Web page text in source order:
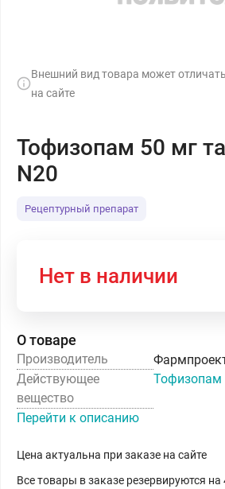
Внешний вид товара может
на сайте
Тофизопам 50 мг
N20
Рецептурный препарат
Нет в наличии
О товаре
Производитель
Действующее
вещество
Тофизопам
Перейти к описанию
Цена актуальна при заказе на сайте
Все товары в заказе резервируются на